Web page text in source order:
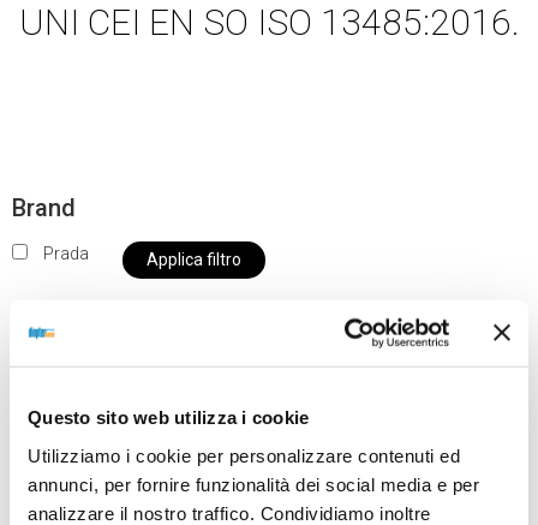
Questo sito web utilizza i cookie
Utilizziamo i cookie per personalizzare contenuti ed
annunci, per fornire funzionalità dei social media e per
analizzare il nostro traffico. Condividiamo inoltre
UNI CEI EN SO ISO 13485:2016.
Brand
Prada Applica filtro
spedizione fino al giorno 31 agosto. BUONE FERIE
da OTTICA DIOPTER